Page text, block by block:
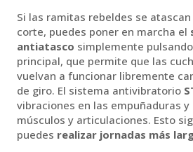
Si las ramitas rebeldes se
corte, puedes poner en marcha el
antiatasco simplemente
principal, que permite que las
vuelvan a funcionar libremente
de giro. El sistema antivibratorio
vibraciones en las empuñaduras
músculos y articulaciones. Esto
puedes realizar jornadas más